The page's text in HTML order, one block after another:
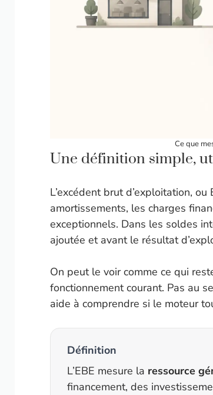
Ce que
Une définition simple,
L’excédent brut d’exploitation,
amortissements, les charges
exceptionnels. Dans les soldes
ajoutée et avant le résultat
On peut le voir comme ce qui
fonctionnement courant. Pas au
aide à comprendre si le moteur
Définition
L’EBE mesure la ressource
financement, des